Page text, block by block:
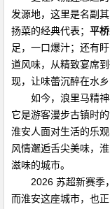
发源地，这里是名副
扬菜的经典代表； 平
足，一口爆汁；还有
道风味，从精致宴席
现，让味蕾沉醉在水乡
如今，浪里马精
它是游客漫步古镇时
淮安人面对生活的乐
风情邂逅舌尖美味，
滋味的城市。
2026 苏超新赛季
而淮安这座城市，也